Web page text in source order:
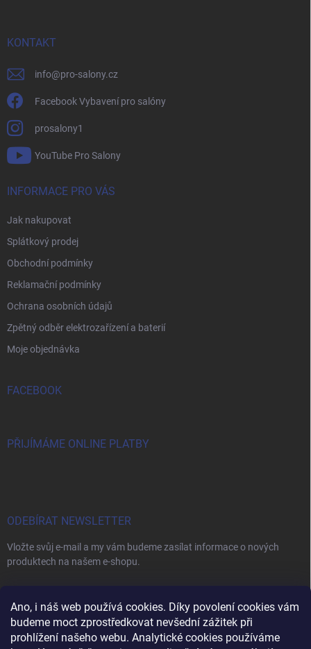
Ano, i náš web používá cookies. Díky povolení cookies vám
budeme moct zprostředkovat nevšední zážitek při
prohlížení našeho webu. Analytické cookies používáme
KONTAKT
info@pro-salony.cz
Facebook Vybavení pro salóny
prosalony1
YouTube Pro Salony
INFORMACE PRO VÁS
Jak nakupovat
Splátkový prodej
Obchodní podmínky
Reklamační podmínky
Ochrana osobních údajů
Zpětný odběr elektrozařízení a baterií
Moje objednávka
FACEBOOK
PŘIJÍMÁME ONLINE PLATBY
ODEBÍRAT NEWSLETTER
Vložte svůj e-mail a my vám budeme zasílat informace o nových
produktech na našem e-shopu.
E-MAIL